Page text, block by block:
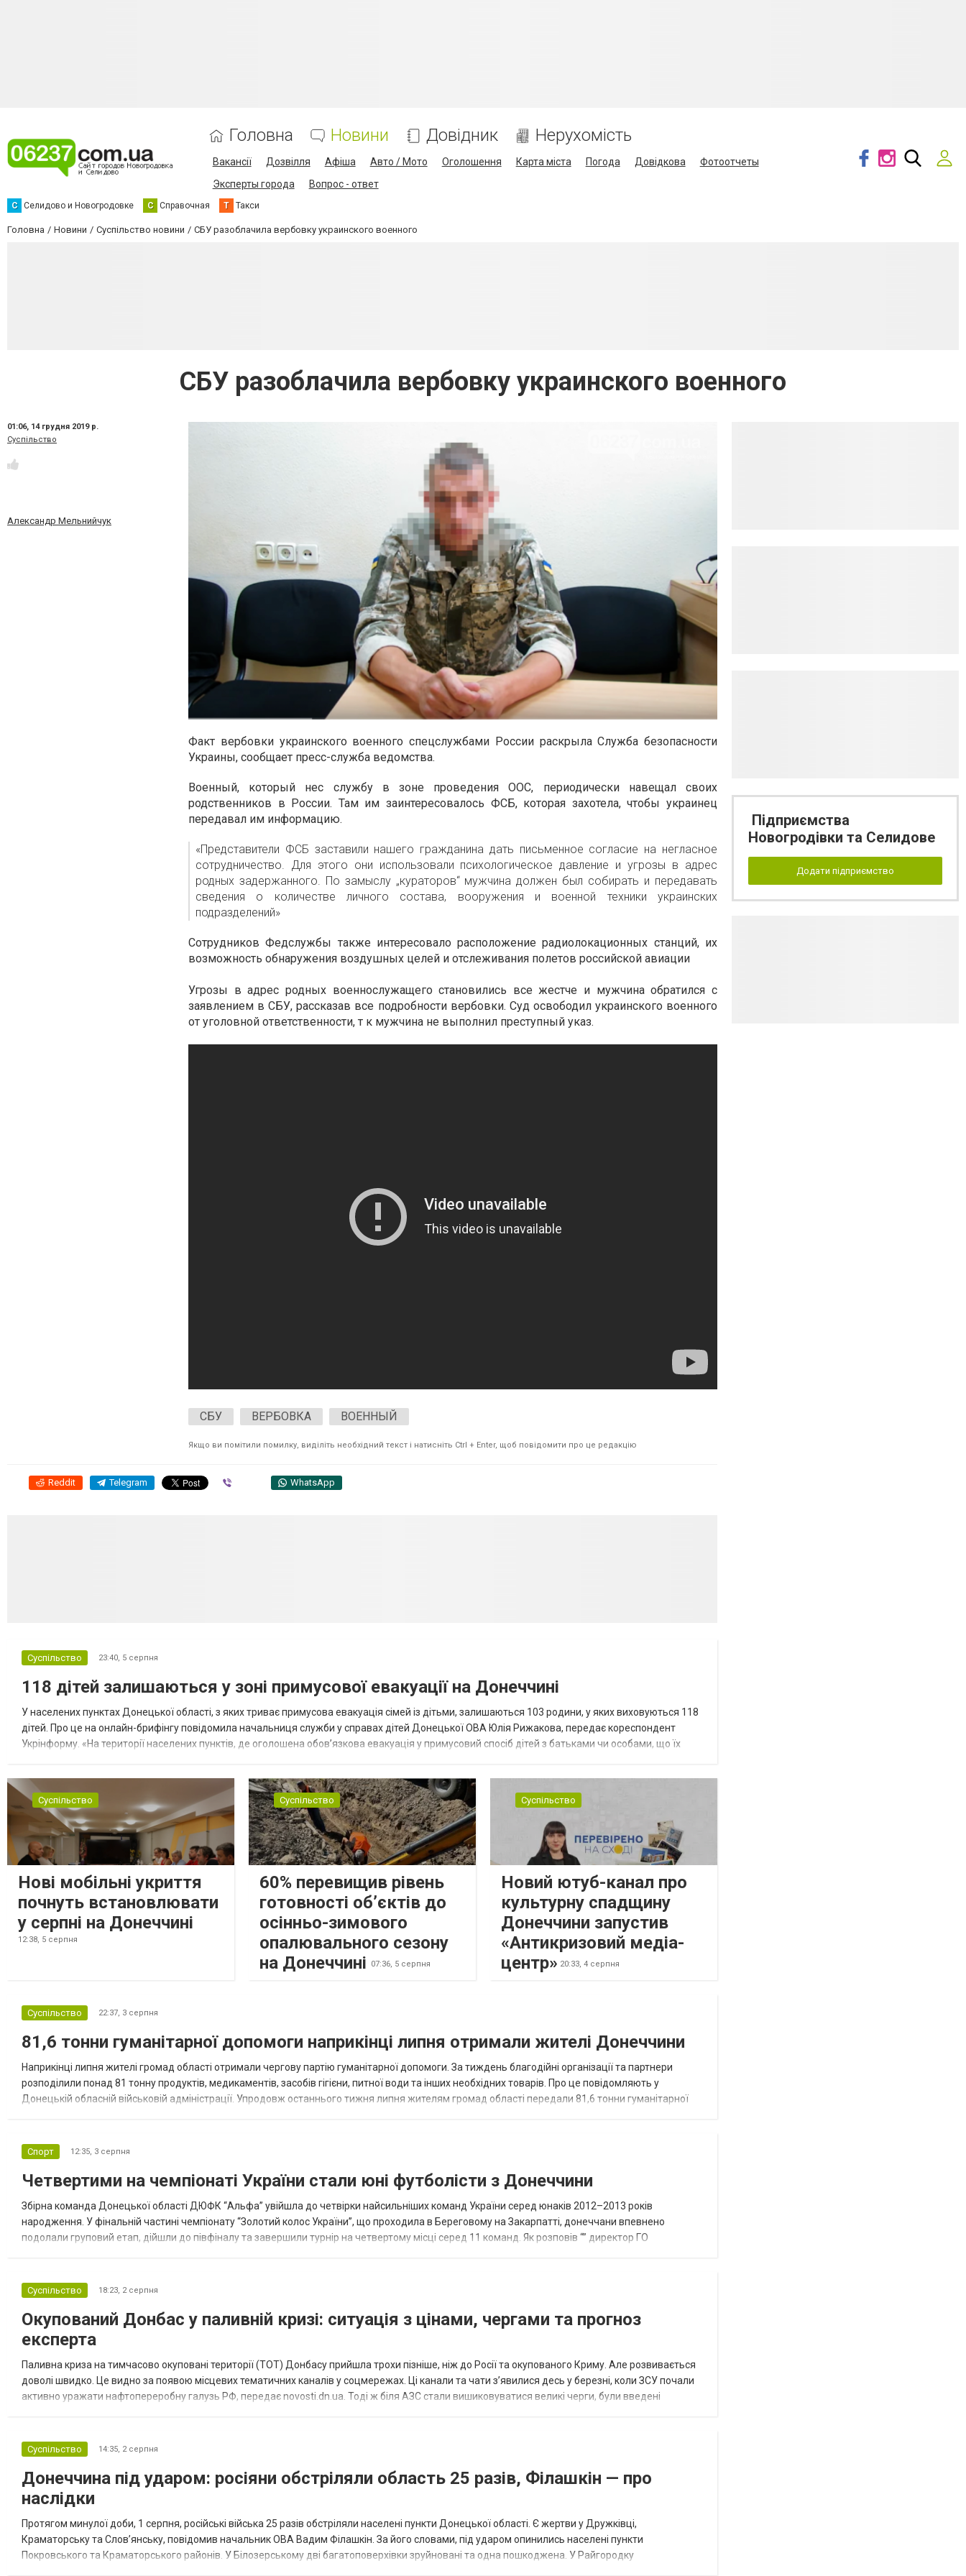
Головна Новини Довідник Нерухомість
Вакансії Дозвілля Афіша Авто / Мото Оголошення Карта міста Погода Довідкова
Фотоотчеты
Эксперты города
Вопрос - ответ
С Селидово и Новогродовке С Справочная Т Такси
Головна Новини Суспільство новини СБУ разоблачила вербовку украинского военного
СБУ разоблачила вербовку украинского военного
01:06, 14 грудня 2019 р.
Суспільство
Александр Мельнийчук
Факт вербовки украинского военного спецслужбами России раскрыла Служба безопасности
Украины, сообщает пресс-служба ведомства.
Военный, который нес службу в зоне проведения ООС, периодически навещал своих
родственников в России. Там им заинтересовалось ФСБ, которая захотела, чтобы украинец
передавал им информацию.
«Представители ФСБ заставили нашего гражданина дать письменное согласие на негласное
сотрудничество. Для этого они использовали психологическое давление и угрозы в адрес
родных задержанного. По замыслу „кураторов“ мужчина должен был собирать и передавать
сведения о количестве личного состава, вооружения и военной техники украинских
подразделений»
Сотрудников Федслужбы также интересовало расположение радиолокационных станций, их
возможность обнаружения воздушных целей и отслеживания полетов российской авиации
Угрозы в адрес родных военнослужащего становились все жестче и мужчина обратился с
заявлением в СБУ, рассказав все подробности вербовки. Суд освободил украинского военного
от уголовной ответственности, т к мужчина не выполнил преступный указ.
СБУ ВЕРБОВКА ВОЕННЫЙ
Якщо ви помітили помилку, виділіть необхідний текст і натисніть Ctrl + Enter, щоб повідомити про це редакцію
Reddit Telegram WhatsApp
Суспільство 23:40, 5 серпня
118 дітей залишаються у зоні примусової евакуації на Донеччині
У населених пунктах Донецької області, з яких триває примусова евакуація сімей із дітьми, залишаються 103 родини, у яких виховуються 118
дітей. Про це на онлайн-брифінгу повідомила начальниця служби у справах дітей Донецької ОВА Юлія Рижакова, передає кореспондент
Укрінформу. «На території населених пунктів, де оголошена обов’язкова евакуація у примусовий спосіб дітей з батьками чи особами, що їх
Суспільство
Нові мобільні укриття
почнуть встановлювати
у серпні на Донеччині
12:38, 5 серпня
Суспільство
60% перевищив рівень
готовності об’єктів до
осінньо-зимового
опалювального сезону
на Донеччині
07:36, 5 серпня
Суспільство
Новий ютуб-канал про
культурну спадщину
Донеччини запустив
«Антикризовий медіа-
центр» 20:33, 4 серпня
Суспільство 22:37, 3 серпня
81,6 тонни гуманітарної допомоги наприкінці липня отримали жителі Донеччини
Наприкінці липня жителі громад області отримали чергову партію гуманітарної допомоги. За тиждень благодійні організації та партнери
розподілили понад 81 тонну продуктів, медикаментів, засобів гігієни, питної води та інших необхідних товарів. Про це повідомляють у
Донецькій обласній військовій адміністрації. Упродовж останнього тижня липня жителям громад області передали 81,6 тонни гуманітарної
Спорт 12:35, 3 серпня
Четвертими на чемпіонаті України стали юні футболісти з Донеччини
Збірна команда Донецької області ДЮФК “Альфа” увійшла до четвірки найсильніших команд України серед юнаків 2012–2013 років
народження. У фінальній частині чемпіонату “Золотий колос України”, що проходила в Береговому на Закарпатті, донеччани впевнено
подолали груповий етап, дійшли до півфіналу та завершили турнір на четвертому місці серед 11 команд. Як розповів “” директор ГО
Суспільство 18:23, 2 серпня
Окупований Донбас у паливній кризі: ситуація з цінами, чергами та прогноз
експерта
Паливна криза на тимчасово окуповані території (ТОТ) Донбасу прийшла трохи пізніше, ніж до Росії та окупованого Криму. Але розвивається
доволі швидко. Це видно за появою місцевих тематичних каналів у соцмережах. Ці канали та чати з’явилися десь у березні, коли ЗСУ почали
активно уражати нафтопереробну галузь РФ, передає novosti.dn.ua. Тоді ж біля АЗС стали вишиковуватися великі черги, були введені
Суспільство 14:35, 2 серпня
Донеччина під ударом: росіяни обстріляли область 25 разів, Філашкін — про
наслідки
Протягом минулої доби, 1 серпня, російські війська 25 разів обстріляли населені пункти Донецької області. Є жертви у Дружківці,
Краматорську та Слов’янську, повідомив начальник ОВА Вадим Філашкін. За його словами, під ударом опинились населені пункти
Покровського та Краматорського районів. У Білозерському дві багатоповерхівки зруйновані та одна пошкоджена. У Райгородку
Підприємства
Новогродівки та Селидове
Додати підприємство